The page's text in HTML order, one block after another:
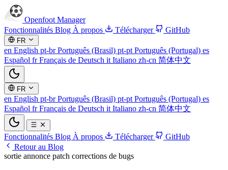
Openfoot Manager
Fonctionnalités Blog À propos Télécharger GitHub
FR
en English pt-brPortuguês (Brasil) pt-pt Português (Portugal) es
Español frFrançais de Deutsch it Italiano zh-cn 简体中文
FR
en English pt-brPortuguês (Brasil) pt-pt Português (Portugal) es
Español frFrançais de Deutsch it Italiano zh-cn 简体中文
Fonctionnalités Blog À propos Télécharger
GitHub
Retour au Blog
sortie annonce patch corrections de bugs